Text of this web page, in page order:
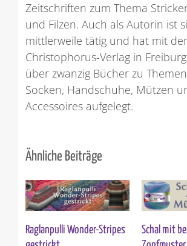
Zeitschriften zum Thema
und Filzen. Auch als Autorin ist
mittlerweile tätig und hat mit
Christophorus-Verlag in
über zwanzig Bücher zu
Socken, Handschuhe, Mützen
Accessoires aufgelegt.
Ähnliche Beiträge
Raglanpulli Wonder-Stripes
Schal mit